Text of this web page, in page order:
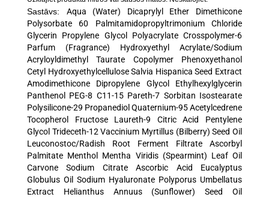
Sastāvs: Aqua (Water) Dicaprylyl Ether Dimethicone
Polysorbate 60 Palmitamidopropyltrimonium Chloride
Glycerin Propylene Glycol Polyacrylate Crosspolymer-6
Parfum (Fragrance) Hydroxyethyl Acrylate/Sodium
Acryloyldimethyl Taurate Copolymer Phenoxyethanol
Cetyl Hydroxyethylcellulose Salvia Hispanica Seed Extract
Amodimethicone Dipropylene Glycol Ethylhexylglycerin
Panthenol PEG-8 C11-15 Pareth-7 Sorbitan Isostearate
Polysilicone-29 Propanediol Quaternium-95 Acetylcedrene
Tocopherol Fructose Laureth-9 Citric Acid Pentylene
Glycol Trideceth-12 Vaccinium Myrtillus (Bilberry) Seed Oil
Leuconostoc/Radish Root Ferment Filtrate Ascorbyl
Palmitate Menthol Mentha Viridis (Spearmint) Leaf Oil
Carvone Sodium Citrate Ascorbic Acid Eucalyptus
Globulus Oil Sodium Hyaluronate Polyporus Umbellatus
Extract Helianthus Annuus (Sunflower) Seed Oil